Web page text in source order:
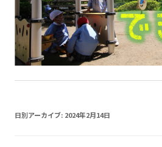
日別アーカイブ: 2024年2月14日